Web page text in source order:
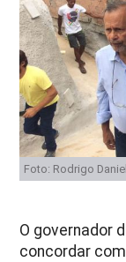
Foto: Rodrigo
O governador
concordar